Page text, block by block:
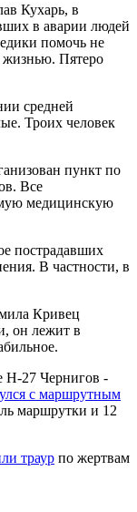
Кухарь, в
в аварии людей
помочь не
Пятеро
средней
Троих человек
пункт по
Все
медицинскую
пострадавших
В частности, в
Кривец
он лежит в
Н-27 Чернигов -
с маршрутным
маршрутки и 12
траур по жертвам